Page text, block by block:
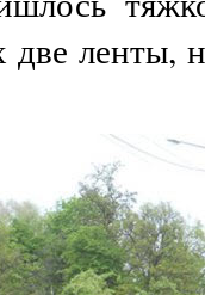
ленты,